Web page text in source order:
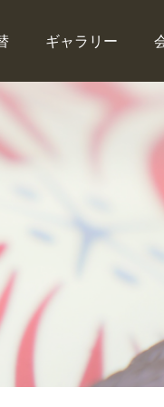
ギャラリー